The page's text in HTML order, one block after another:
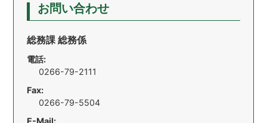
お問い合わせ
総務課 総務係
電話:
0266-79-2111
Fax:
0266-79-5504
E-Mail: